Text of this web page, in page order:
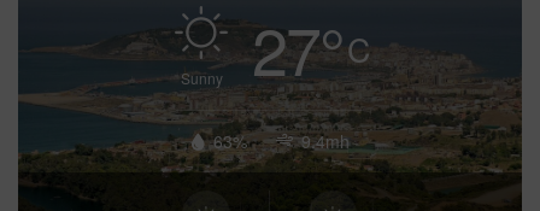
Sunny 27°C
63% 9.4mh